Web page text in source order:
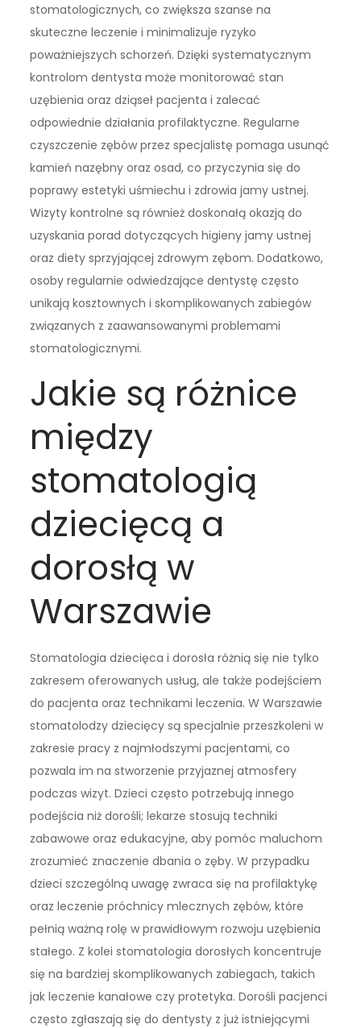
stomatologicznych, co zwiększa szanse na
skuteczne leczenie i minimalizuje ryzyko
poważniejszych schorzeń. Dzięki systematycznym
kontrolom dentysta może monitorować stan
uzębienia oraz dziąseł pacjenta i zalecać
odpowiednie działania profilaktyczne. Regularne
czyszczenie zębów przez specjalistę pomaga usunąć
kamień nazębny oraz osad, co przyczynia się do
poprawy estetyki uśmiechu i zdrowia jamy ustnej.
Wizyty kontrolne są również doskonałą okazją do
uzyskania porad dotyczących higieny jamy ustnej
oraz diety sprzyjającej zdrowym zębom. Dodatkowo,
osoby regularnie odwiedzające dentystę często
unikają kosztownych i skomplikowanych zabiegów
związanych z zaawansowanymi problemami
stomatologicznymi.
Jakie są różnice
między
stomatologią
dziecięcą a
dorosłą w
Warszawie
Stomatologia dziecięca i dorosła różnią się nie tylko
zakresem oferowanych usług, ale także podejściem
do pacjenta oraz technikami leczenia. W Warszawie
stomatolodzy dziecięcy są specjalnie przeszkoleni w
zakresie pracy z najmłodszymi pacjentami, co
pozwala im na stworzenie przyjaznej atmosfery
podczas wizyt. Dzieci często potrzebują innego
podejścia niż dorośli; lekarze stosują techniki
zabawowe oraz edukacyjne, aby pomóc maluchom
zrozumieć znaczenie dbania o zęby. W przypadku
dzieci szczególną uwagę zwraca się na profilaktykę
oraz leczenie próchnicy mlecznych zębów, które
pełnią ważną rolę w prawidłowym rozwoju uzębienia
stałego. Z kolei stomatologia dorosłych koncentruje
się na bardziej skomplikowanych zabiegach, takich
jak leczenie kanałowe czy protetyka. Dorośli pacjenci
często zgłaszają się do dentysty z już istniejącymi